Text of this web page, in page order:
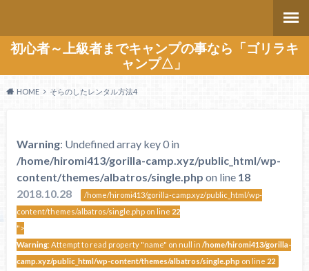
初心者～上級者までキャンプの事なら「ゴリラキ
ャンプ△」
HOME そらのしたレンタル方法4
Warning: Undefined array key 0 in
/home/hiromi413/gorilla-camp.xyz/public_html/wp-
content/themes/albatros/single.php on line 18
2018.10.28
/home/hiromi413/gorilla-camp.xyz/public_html/wp-
content/themes/albatros/single.php on line 22
">
Warning: Attempt to read property "name" on null in/home/hiromi413/gorilla-
camp.xyz/public_html/wp-content/themes/albatros/single.php on line 22